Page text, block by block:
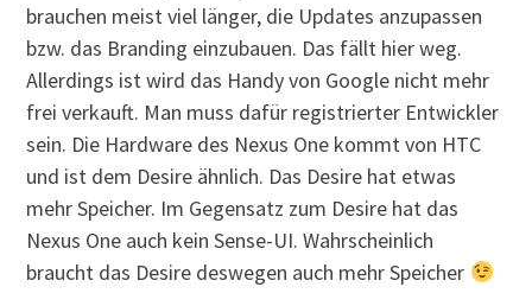
brauchen meist viel länger, die Updates anzupassen
bzw. das Branding einzubauen. Das fällt hier weg.
Allerdings ist wird das Handy von Google nicht mehr
frei verkauft. Man muss dafür registrierter Entwickler
sein. Die Hardware des Nexus One kommt von HTC
und ist dem Desire ähnlich. Das Desire hat etwas
mehr Speicher. Im Gegensatz zum Desire hat das
Nexus One auch kein Sense-UI. Wahrscheinlich
braucht das Desire deswegen auch mehr Speicher